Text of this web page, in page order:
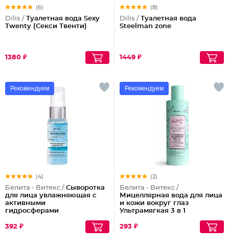
(6)
Dilis / Туалетная вода Sexy
Twenty (Секси Твенти)
1380 ₽
(8)
Dilis / Туалетная вода
Steelman zone
1449 ₽
Рекомендуем
(4)
Белита - Витекс / Сыворотка
для лица увлажняющая с
активными
гидросферами
392 ₽
Рекомендуем
(2)
Белита - Витекс /
Мицеллярная вода для лица
и кожи вокруг глаз
Ультрамягкая 3 в 1
293 ₽